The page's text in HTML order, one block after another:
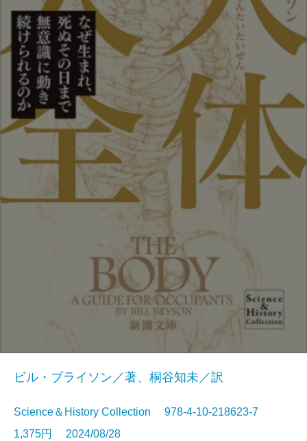
ビル・ブライソン／著、桐谷知未／訳
Science＆History Collection 978-4-10-218623-7
1,375円 2024/08/28